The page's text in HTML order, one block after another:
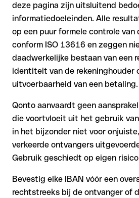
deze pagina zijn uitsluitend
informatiedoeleinden. Alle
op een puur formele controle
conform ISO 13616 en zeggen
daadwerkelijke bestaan van een
identiteit van de rekeninghouder
uitvoerbaarheid van een betaling.
Qonto aanvaardt geen
die voortvloeit uit het gebruik
in het bijzonder niet voor
verkeerde ontvangers
Gebruik geschiedt op eigen
Bevestig elke IBAN vóór een
rechtstreeks bij de ontvanger of